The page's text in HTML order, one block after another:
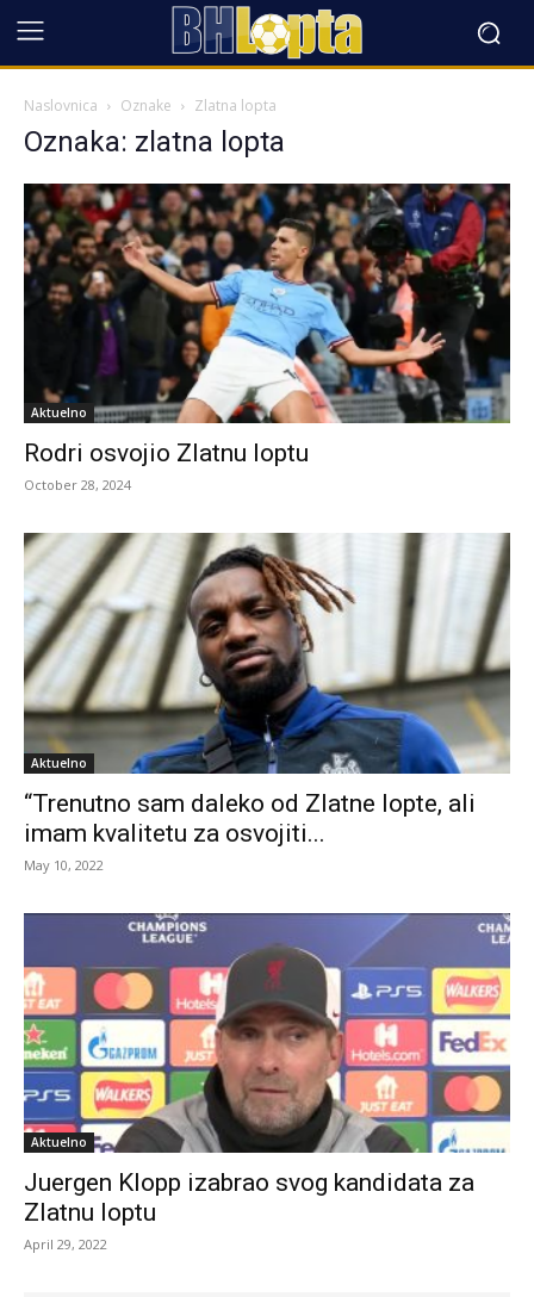
Naslovnica Oznake Zlatna lopta
Oznaka: zlatna lopta
Aktuelno
Rodri osvojio Zlatnu loptu
October 28, 2024
Aktuelno
“Trenutno sam daleko od Zlatne lopte, ali
imam kvalitetu za osvojiti...
May 10, 2022
Aktuelno
Juergen Klopp izabrao svog kandidata za
Zlatnu loptu
April 29, 2022